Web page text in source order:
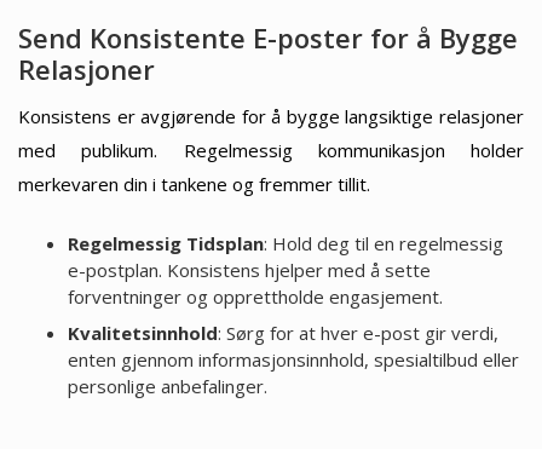
Send Konsistente E-poster for å Bygge
Relasjoner
Konsistens er avgjørende for å bygge langsiktige relasjoner
med publikum. Regelmessig kommunikasjon holder
merkevaren din i tankene og fremmer tillit.
Regelmessig Tidsplan: Hold deg til en regelmessig
e-postplan. Konsistens hjelper med å sette
forventninger og opprettholde engasjement.
Kvalitetsinnhold: Sørg for at hver e-post gir verdi,
enten gjennom informasjonsinnhold, spesialtilbud eller
personlige anbefalinger.